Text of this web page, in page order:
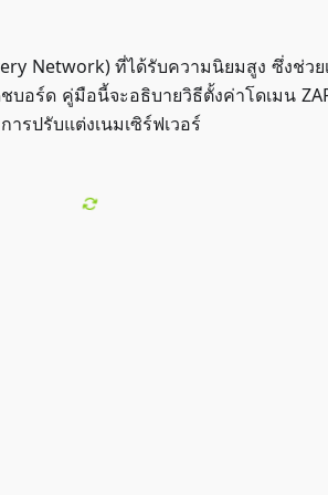
Network) ที่ได้รับความนิยมสูง ซึ่งช่ว
อร์ด คู่มือนี้จะอธิบายวิธีตั้งค่าโดเมน
รปรับแต่งเนมเซิร์ฟเวอร์